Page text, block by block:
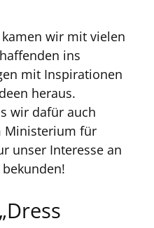
wir mit vielen
ins
mit Inspirationen
heraus.
wir dafür auch
Ministerium für
unser Interesse an